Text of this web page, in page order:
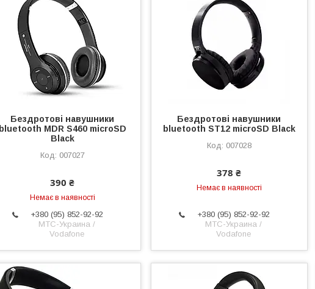
Бездротові навушники
bluetooth MDR S460 microSD
Black
007027
390 ₴
Немає в наявності
+380 (95) 852-92-92
МТС-Украина /
Vodafone
Бездротові навушники
bluetooth ST12 microSD Black
007028
378 ₴
Немає в наявності
+380 (95) 852-92-92
МТС-Украина /
Vodafone